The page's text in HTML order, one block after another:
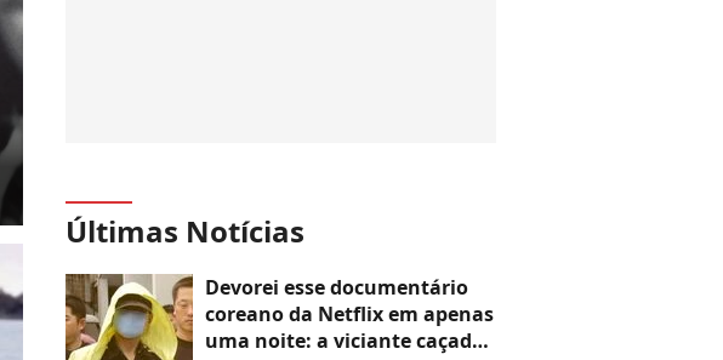
Últimas Notícias
Devorei esse documentário
coreano da Netflix em apenas
uma noite: a viciante caçada